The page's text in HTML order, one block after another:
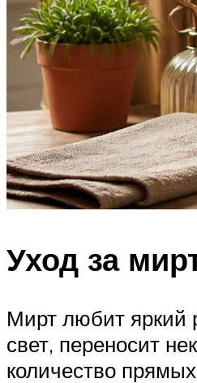
Уход за
Мирт любит яркий
свет, переносит
количество